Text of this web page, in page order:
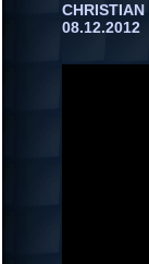
08.12.2012